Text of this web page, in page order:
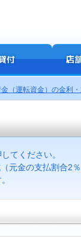
付 店
（運転資金）の金利
てください。
元金の支払割合2